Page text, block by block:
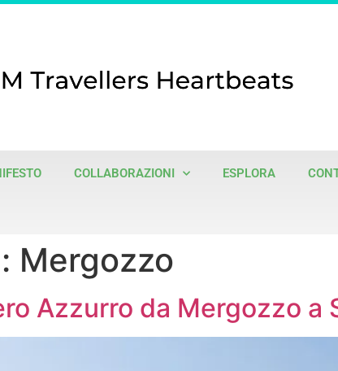
COLLABORAZIONI ESPLORA
Mergozzo
Azzurro da Mergozzo a